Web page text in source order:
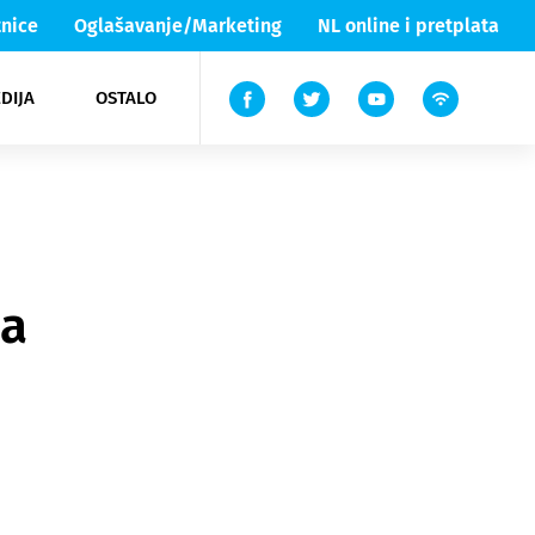
Oglašavanje/Marketing NL online i pretplata
OSTALO
Lika & Senj
TV